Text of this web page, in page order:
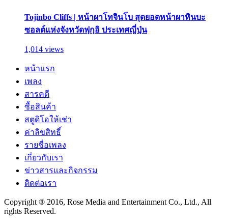
Tojinbo Cliffs | หน้าผาโทจินโบ สุดยอดหน้าผาหินบะ
ซอลต์แห่งจังหวัดฟุกุอิ ประเทศญี่ปุ่น
1,014 views
หน้าแรก
เพลง
สารคดี
ซื้อสินค้า
สตูดิโอให้เช่า
ค่าลิขสิทธิ์
รายชื่อเพลง
เกี่ยวกับเรา
ข่าวสารและกิจกรรม
ติดต่อเรา
Copyright ® 2016, Rose Media and Entertainment Co., Ltd., All
rights Reserved.